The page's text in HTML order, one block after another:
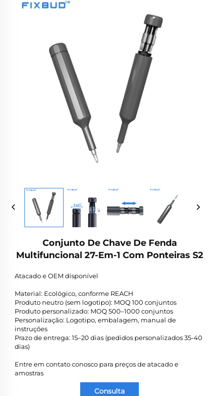
Conjunto De Chave De Fenda
Multifuncional 27-Em-1 Com Ponteiras S2
Atacado e OEM disponível
Material: Ecológico, conforme REACH
Produto neutro (sem logotipo): MOQ 100 conjuntos
Produto personalizado: MOQ 500–1000 conjuntos
Personalização: Logotipo, embalagem, manual de
instruções
Prazo de entrega: 15–20 dias (pedidos personalizados 35-40
dias)
Entre em contato conosco para preços de atacado e
amostras
Consulta